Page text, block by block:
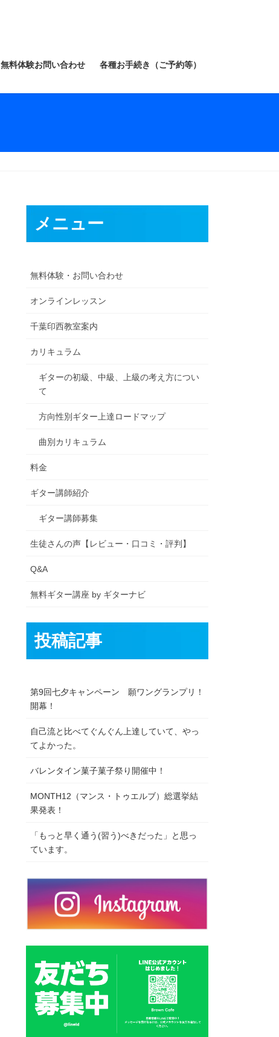
無料体験お問い合わせ 各種お手続き（ご予約等）
メニュー
無料体験・お問い合わせ
オンラインレッスン
千葉印西教室案内
カリキュラム
ギターの初級、中級、上級の考え方につい
て
方向性別ギター上達ロードマップ
曲別カリキュラム
料金
ギター講師紹介
ギター講師募集
生徒さんの声【レビュー・口コミ・評判】
Q&A
無料ギター講座 by ギターナビ
投稿記事
第9回七夕キャンペーン 願ワングランプリ！
開幕！
自己流と比べてぐんぐん上達していて、やっ
てよかった。
バレンタイン菓子菓子祭り開催中！
MONTH12（マンス・トゥエルブ）総選挙結
果発表！
「もっと早く通う(習う)べきだった」と思っ
ています。